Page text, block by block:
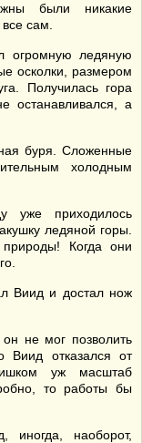
были никакие
сам.
огромную ледяную
осколки, размером
Получилась гора
останавливался, а
буря. Сложенные
холодным
приходилось
ледяной горы.
Когда они
Виид и достал нож
не мог позволить
Виид отказался от
уж масштаб
то работы бы
иногда, наоборот,